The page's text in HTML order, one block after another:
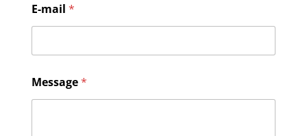
-
m
i
N
o
m
E-mail *
Message*